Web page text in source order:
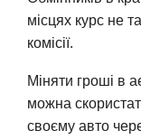
місцях курс не
комісії.
Міняти гроші в
можна
своєму авто